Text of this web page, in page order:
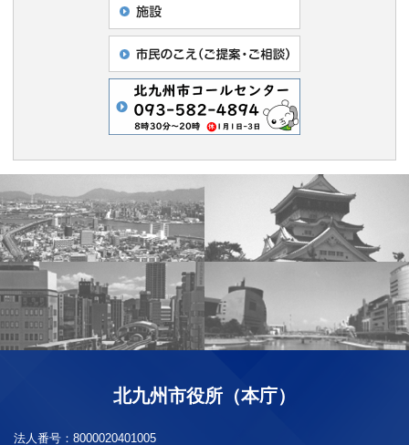
北九州市役所（本庁）
法人番号： 8000020401005